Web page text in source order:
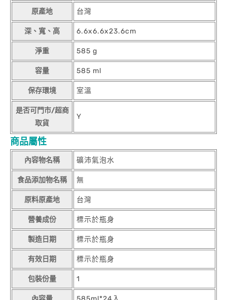
原產地 台灣
深、寬、高 6.6x6.6x23.6cm
淨重 585 g
容量 585 ml
保存環境 室溫
是否可門市/超商
取貨
Y
商品屬性
內容物名稱 礦沛氣泡水
食品添加物名稱 無
原料原產地 台灣
營養成份 標示於瓶身
製造日期 標示於瓶身
有效日期 標示於瓶身
包裝份量 1